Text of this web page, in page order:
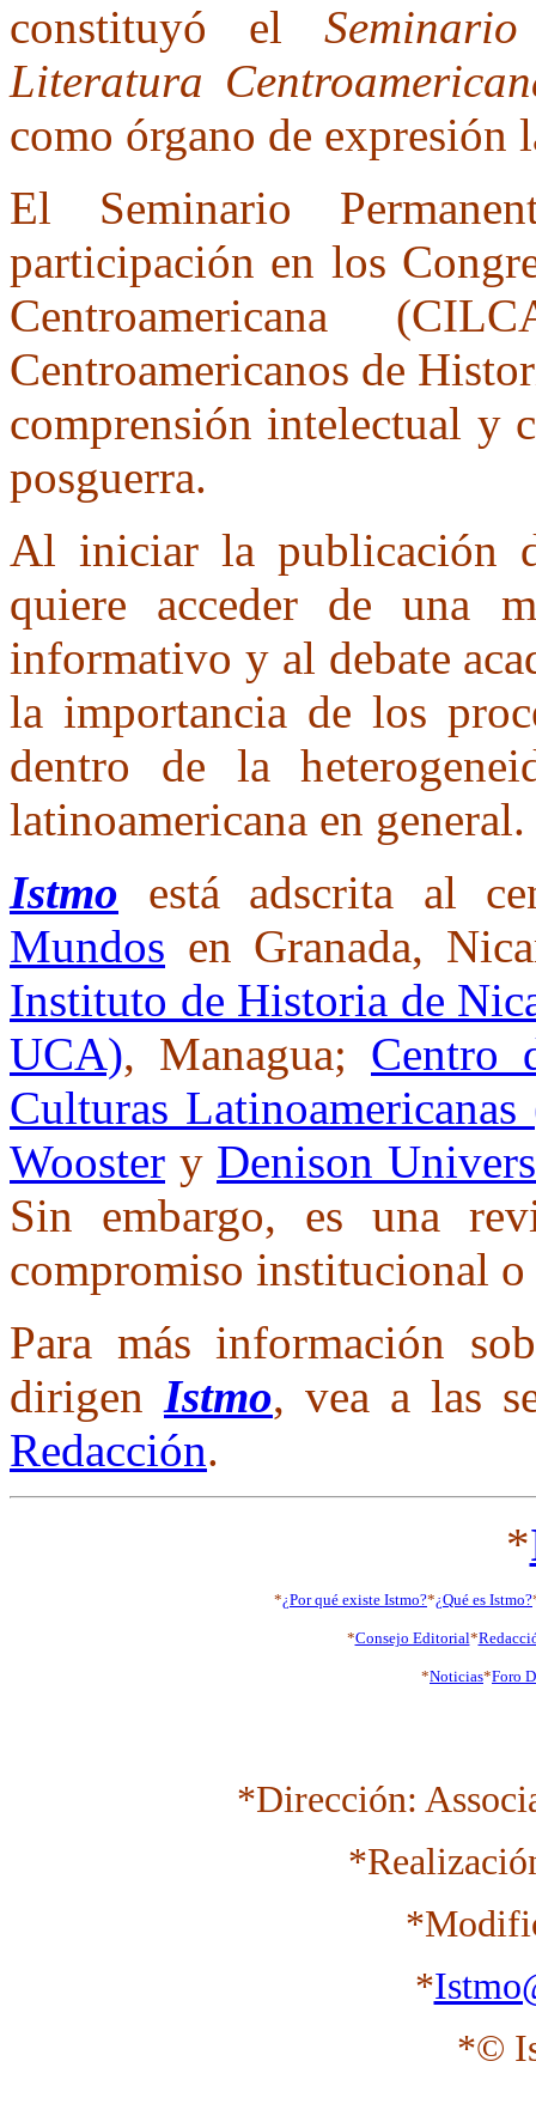
constituyó el
Literatura
como órgano de expresión
El Seminario
participación en los
Centroamericana
Centroamericanos de
comprensión intelectual y
posguerra.
Al iniciar la publicación
quiere acceder de una
informativo y al debate
la importancia de los
dentro de la
latinoamericana en general.
Istmo está adscrita al
Mundos en Granada,
Instituto de Historia de
UCA), Managua; Centro
Culturas
Wooster y Denison
Sin embargo, es una
compromiso institucional
Para más información
dirigen Istmo, vea a las
Redacción.
*
*¿Por qué existe Istmo?*¿Qué es Istmo?
*Consejo Editorial*
*Noticias*Foro
*Dirección:
*
*©